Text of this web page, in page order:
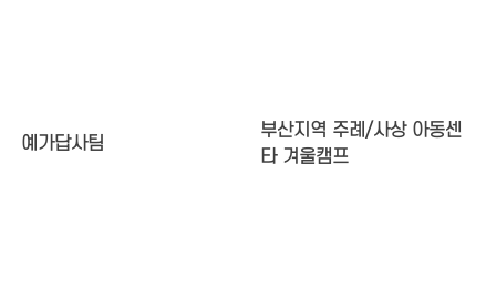
예가답사팀
부산지역 주례/사상 아동센
타 겨울캠프